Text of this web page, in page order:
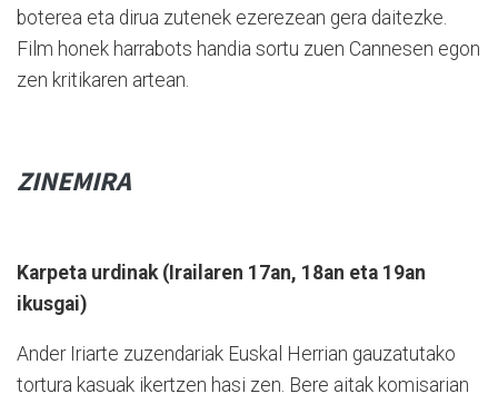
boterea eta dirua zutenek ezerezean gera daitezke.
Film honek harrabots handia sortu zuen Cannesen egon
zen kritikaren artean.
ZINEMIRA
Karpeta urdinak (Irailaren 17an, 18an eta 19an
ikusgai)
Ander Iriarte zuzendariak Euskal Herrian gauzatutako
tortura kasuak ikertzen hasi zen. Bere aitak komisarian